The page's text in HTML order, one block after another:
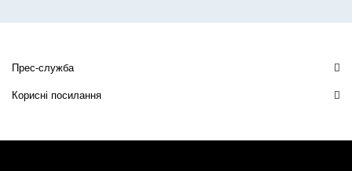
Прес-служба
Корисні посилання